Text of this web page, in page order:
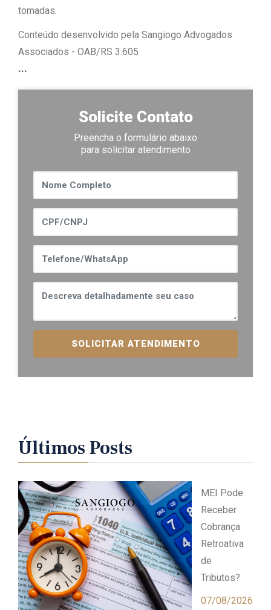
tomadas.
Conteúdo desenvolvido pela Sangiogo Advogados
Associados - OAB/RS 3.605
```
Solicite Contato
Preencha o formulário abaixo
para solicitar atendimento
SOLICITAR ATENDIMENTO
Últimos Posts
MEI Pode
Receber
Cobrança
Retroativa
de
Tributos?
07/08/2026